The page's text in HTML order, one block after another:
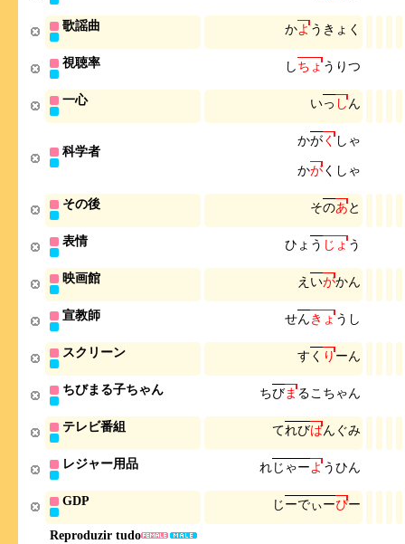
Reproduzir tudo
歌謡曲 かよう き ょ く
視聴率 しち ょう りつ
一心 いっ しん
科学者
かがくし ゃ
かがく し ゃ
その後 そのあと
表情 ひ ょ う じ ょう
映画館 え いがかん
宣教師 せんき ょう し
スクリーン す く りーん
ちびまる子ちゃん ちびまるこ ちゃん
テレビ番組 てれびばん ぐみ
レジャー用品 れじ ゃーようひん
GDP じーでぃーぴー